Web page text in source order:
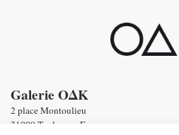
Galerie OΔK
2 place Montoulieu
31000 Toulouse - France